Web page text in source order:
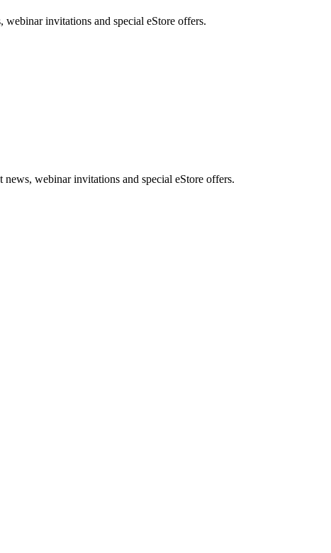
invitations and special eStore offers.
webinar invitations and special eStore offers.